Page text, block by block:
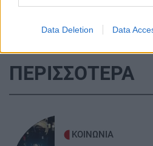
Data Deletion Data
ΚΡΗΤΗ
Στο «κόκκινο» η Κρήτη
ΠΕΡΙΣΣΟΤΕΡΑ
ΚΟΙΝΩΝΙΑ